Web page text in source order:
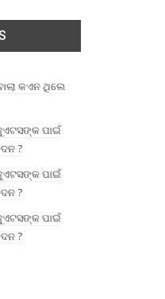
କଏନ ଥିଲେ
ପାଇଁ
?
ପାଇଁ
?
ପାଇଁ
?